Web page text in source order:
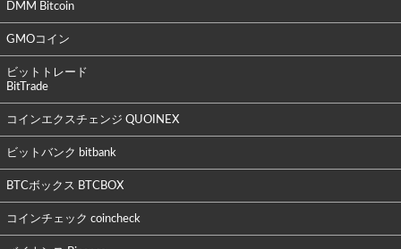
DMM Bitcoin
GMOコイン
ビットトレード
BitTrade
コインエクスチェンジ QUOINEX
ビットバンク bitbank
BTCボックス BTCBOX
コインチェック coincheck